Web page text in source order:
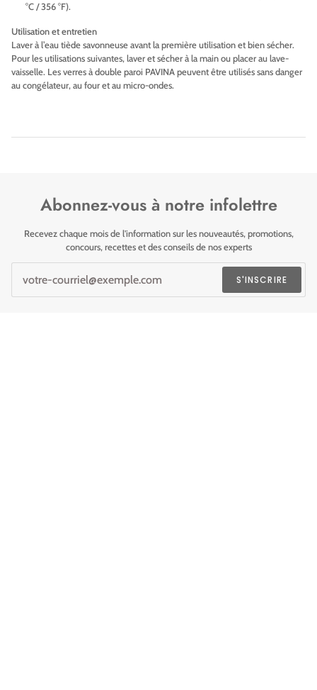
°C / 356 °F).
Utilisation et entretien
Laver à l’eau tiède savonneuse avant la première utilisation et bien sécher.
Pour les utilisations suivantes, laver et sécher à la main ou placer au lave-
vaisselle. Les verres à double paroi PAVINA peuvent être utilisés sans danger
au congélateur, au four et au micro-ondes.
Abonnez-vous à notre infolettre
Recevez chaque mois de l'information sur les nouveautés, promotions,
concours, recettes et des conseils de nos experts
S'INSCRIRE